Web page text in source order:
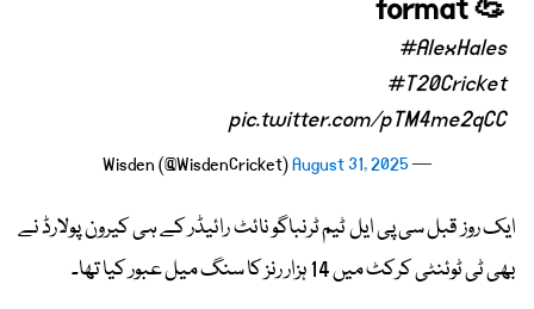
format 💪
#AlexHales
#T20Cricket
pic.twitter.com/pTM4me2qCC
— Wisden (@WisdenCricket)
August 31, 2025
ایک روز قبل سی پی ایل ٹیم ٹرنباگو نائٹ رائیڈر کے ہی کیرون پولارڈ نے
بھی ٹی ٹوئنٹی کرکٹ میں 14 ہزار رنز کا سنگ میل عبور کیا تھا۔